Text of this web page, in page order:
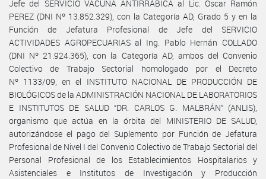
Jefe del SERVICIO VACUNA ANTIRRÁBICA al Lic. Oscar Ramón
PEREZ (DNI Nº 13.852.329), con la Categoría AD, Grado 5 y en la
Función de Jefatura Profesional de Jefe del SERVICIO
ACTIVIDADES AGROPECUARIAS al Ing. Pablo Hernán COLLADO
(DNI Nº 21.924.365), con la Categoría AD, ambos del Convenio
Colectivo de Trabajo Sectorial homologado por el Decreto
Nº 1133/09, en el INSTITUTO NACIONAL DE PRODUCCIÓN DE
BIOLÓGICOS de la ADMINISTRACIÓN NACIONAL DE LABORATORIOS
E INSTITUTOS DE SALUD “DR. CARLOS G. MALBRÁN” (ANLIS),
organismo que actúa en la órbita del MINISTERIO DE SALUD,
autorizándose el pago del Suplemento por Función de Jefatura
Profesional de Nivel I del Convenio Colectivo de Trabajo Sectorial del
Personal Profesional de los Establecimientos Hospitalarios y
Asistenciales e Institutos de Investigación y Producción